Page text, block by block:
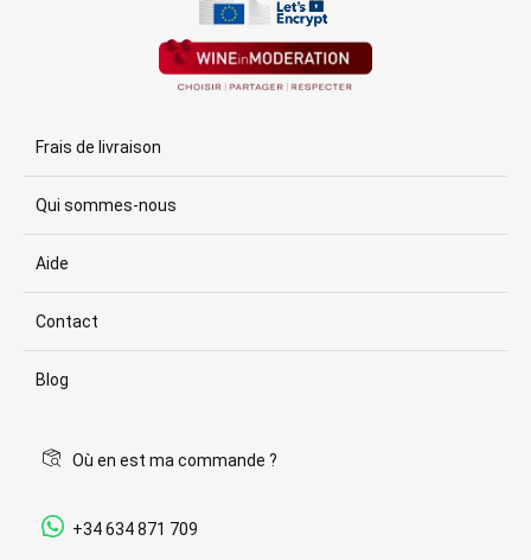
Frais de livraison
Qui sommes-nous
Aide
Contact
Blog
Où en est ma commande ?
+34 634 871 709